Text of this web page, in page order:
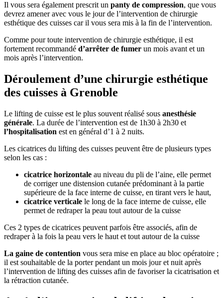
Il vous sera également prescrit un panty de compression, que vous
devrez amener avec vous le jour de l’intervention de chirurgie
esthétique des cuisses car il vous sera mis à la fin de l’intervention.
Comme pour toute intervention de chirurgie esthétique, il est
fortement recommandé d’arrêter de fumer un mois avant et un
mois après l’intervention.
Déroulement d’une chirurgie esthétique
des cuisses à Grenoble
Le lifting de cuisse est le plus souvent réalisé sous anesthésie
générale. La durée de l’intervention est de 1h30 à 2h30 et
l’hospitalisation est en général d’1 à 2 nuits.
Les cicatrices du lifting des cuisses peuvent être de plusieurs types
selon les cas :
cicatrice horizontale au niveau du pli de l’aine, elle permet
de corriger une distension cutanée prédominant à la partie
supérieure de la face interne de cuisse, en tirant vers le haut,
cicatrice verticale le long de la face interne de cuisse, elle
permet de redraper la peau tout autour de la cuisse
Ces 2 types de cicatrices peuvent parfois être associés, afin de
redraper à la fois la peau vers le haut et tout autour de la cuisse
La gaine de contention vous sera mise en place au bloc opératoire ;
il est souhaitable de la porter pendant un mois jour et nuit après
l’intervention de lifting des cuisses afin de favoriser la cicatrisation et
la rétraction cutanée.